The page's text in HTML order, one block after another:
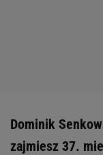
Dominik
zajmiesz 37.